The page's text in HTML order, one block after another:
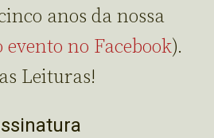
anos da nossa
evento no Facebook).
Leituras!